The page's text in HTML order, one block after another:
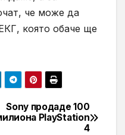
че може да
която обаче ще
Sony продаде 100
PlayStation
4